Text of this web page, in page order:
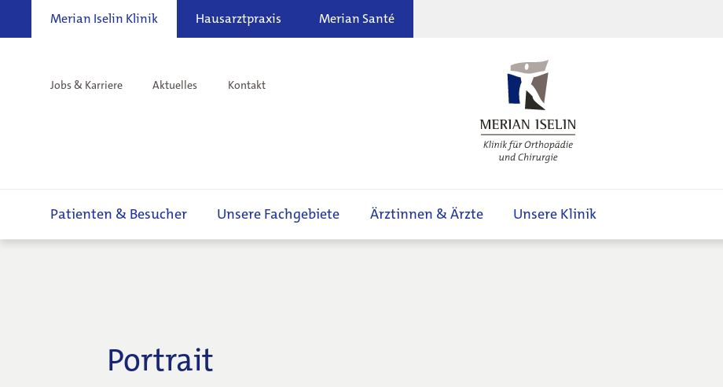
Merian Iselin Klinik Hausarztpraxis Merian Santé
Jobs & Karriere Aktuelles Kontakt
Patienten & Besucher Unsere Fachgebiete Ärztinnen & Ärzte Unsere Klinik
Portrait